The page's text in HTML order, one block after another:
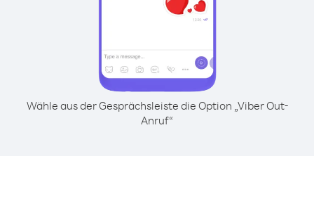
Wähle aus der Gesprächsleiste die Option „Viber Out-
Anruf“